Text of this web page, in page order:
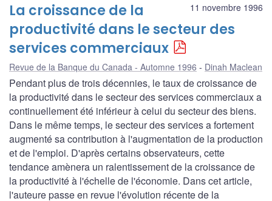
11 novembre 1996
La croissance de la
productivité dans le secteur des
services commerciaux
Revue de la Banque du Canada - Automne 1996 Dinah Maclean
Pendant plus de trois décennies, le taux de croissance de
la productivité dans le secteur des services commerciaux a
continuellement été inférieur à celui du secteur des biens.
Dans le même temps, le secteur des services a fortement
augmenté sa contribution à l'augmentation de la production
et de l'emploi. D'après certains observateurs, cette
tendance amènera un ralentissement de la croissance de
la productivité à l'échelle de l'économie. Dans cet article,
l'auteure passe en revue l'évolution récente de la